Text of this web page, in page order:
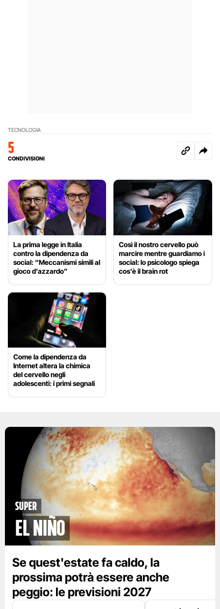
TECNOLOGIA
5
CONDIVISIONI
La prima legge in Italia
contro la dipendenza da
social: “Meccanismi simili al
gioco d’azzardo”
Così il nostro cervello può
marcire mentre guardiamo i
social: lo psicologo spiega
cos’è il brain rot
Come la dipendenza da
Internet altera la chimica
del cervello negli
adolescenti: i primi segnali
Super
El Niño
Se quest'estate fa caldo, la
prossima potrà essere anche
peggio: le previsioni 2027